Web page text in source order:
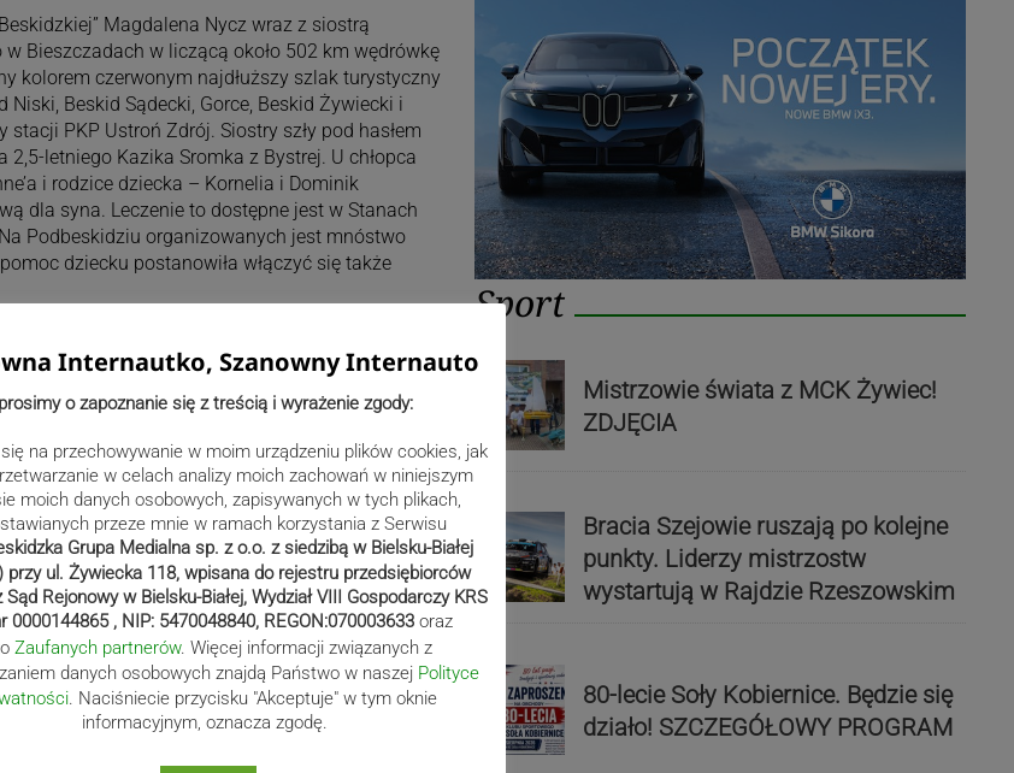
Magdalena Nycz wraz z siostrą
Bieszczadach w liczącą około 502 km wędrówkę
kolorem czerwonym najdłuższy szlak turystyczny
Beskid Sądecki, Gorce, Beskid Żywiecki i
PKP Ustroń Zdrój. Siostry szły pod hasłem
2,5-letniego Kazika Sromka z Bystrej. U chłopca
i rodzice dziecka – Kornelia i Dominik
dla syna. Leczenie to dostępne jest w Stanach
Podbeskidziu organizowanych jest mnóstwo
dziecku postanowiła włączyć się także
Sport
Mistrzowie świata z MCK Żywiec!
ZDJĘCIA
Bracia Szejowie ruszają po kolejne
punkty. Liderzy mistrzostw
wystartują w Rajdzie Rzeszowskim
80-lecie Soły Kobiernice. Będzie się
działo! SZCZEGÓŁOWY PROGRAM
Internautko, Szanowny Internauto
prosimy o zapoznanie się z treścią i wyrażenie zgody:
na przechowywanie w moim urządzeniu plików cookies, jak
w celach analizy moich zachowań w niniejszym
moich danych osobowych, zapisywanych w tych plikach,
przeze mnie w ramach korzystania z Serwisu
Grupa Medialna sp. z o.o. z siedzibą w Bielsku-Białej
przy ul. Żywiecka 118, wpisana do rejestru przedsiębiorców
Sąd Rejonowy w Bielsku-Białej, Wydział VIII Gospodarczy KRS
0000144865 , NIP: 5470048840, REGON:070003633 oraz
Zaufanych partnerów. Więcej informacji związanych z
danych osobowych znajdą Państwo w naszej Polityce
. Naciśniecie przycisku "Akceptuje" w tym oknie
informacyjnym, oznacza zgodę.